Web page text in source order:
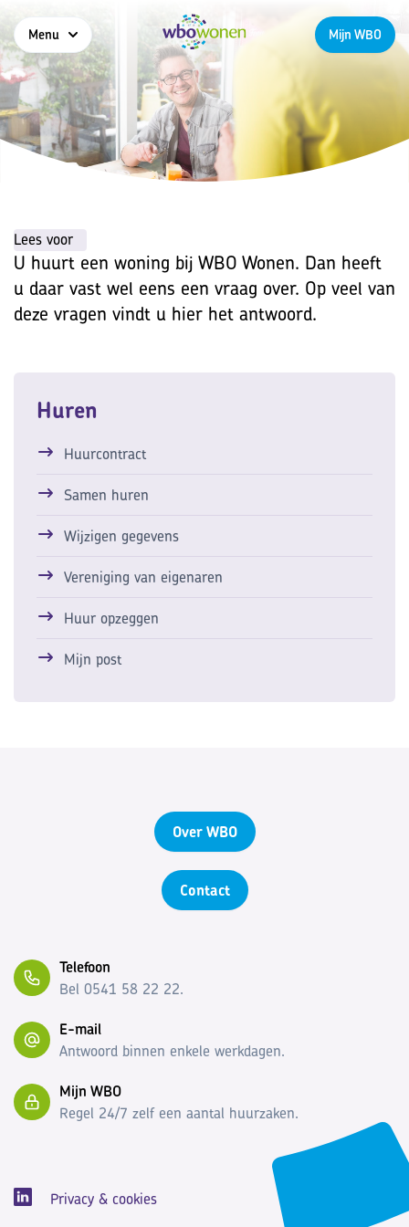
Menu Mijn WBO
Lees voor
U huurt een woning bij WBO Wonen. Dan heeft
u daar vast wel eens een vraag over. Op veel van
deze vragen vindt u hier het antwoord.
Huren
Huurcontract
Samen huren
Wijzigen gegevens
Vereniging van eigenaren
Huur opzeggen
Mijn post
Over WBO
Contact
Telefoon
Bel 0541 58 22 22.
E-mail
Antwoord binnen enkele werkdagen.
Mijn WBO
Regel 24/7 zelf een aantal huurzaken.
Privacy & cookies